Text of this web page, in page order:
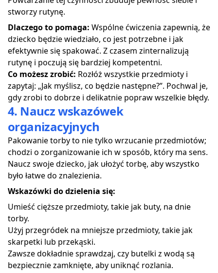
stworzy rutynę.
Dlaczego to pomaga: Wspólne ćwiczenia zapewnią, że
dziecko będzie wiedziało, co jest potrzebne i jak
efektywnie się spakować. Z czasem zinternalizują
rutynę i poczują się bardziej kompetentni.
Co możesz zrobić: Rozłóż wszystkie przedmioty i
zapytaj: „Jak myślisz, co będzie następne?”. Pochwal je,
gdy zrobi to dobrze i delikatnie popraw wszelkie błędy.
4. Naucz wskazówek
organizacyjnych
Pakowanie torby to nie tylko wrzucanie przedmiotów;
chodzi o zorganizowanie ich w sposób, który ma sens.
Naucz swoje dziecko, jak ułożyć torbę, aby wszystko
było łatwe do znalezienia.
Wskazówki do dzielenia się:
Umieść cięższe przedmioty, takie jak buty, na dnie
torby.
Użyj przegródek na mniejsze przedmioty, takie jak
skarpetki lub przekąski.
Zawsze dokładnie sprawdzaj, czy butelki z wodą są
bezpiecznie zamknięte, aby uniknąć rozlania.